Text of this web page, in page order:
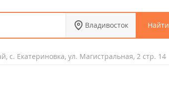
Владивосток Найти
с. Екатериновка, ул. Магистральная, 2 стр. 14